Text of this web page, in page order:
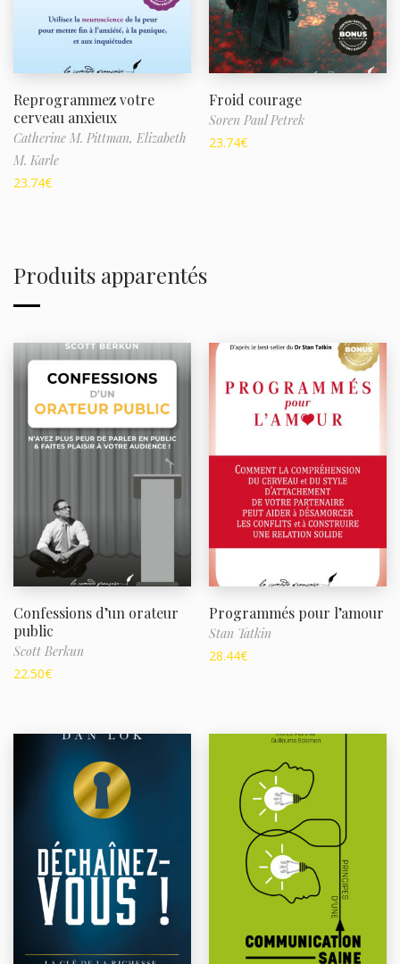
Reprogrammez votre
cerveau anxieux
Catherine M. Pittman, Elizabeth
M. Karle
23.74€
Froid courage
Soren Paul Petrek
23.74€
Produits apparentés
Confessions d’un orateur
public
Scott Berkun
22.50€
Programmés pour l’amour
Stan Tatkin
28.44€